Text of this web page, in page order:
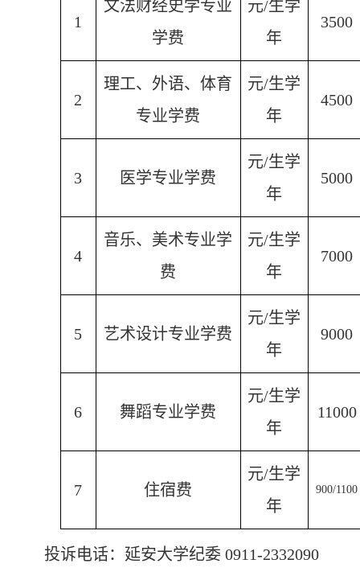
1
文法财经史学专业
学费
元/生学
年
3500
2
理工、外语、体育
专业学费
元/生学
年
4500
3 医学专业学费
元/生学
年
5000
4
音乐、美术专业学
费
元/生学
年
7000
5 艺术设计专业学费
元/生学
年
9000
6 舞蹈专业学费
元/生学
年
11000
7 住宿费
元/生学
年
900/1100
投诉电话：延安大学纪委 0911-2332090